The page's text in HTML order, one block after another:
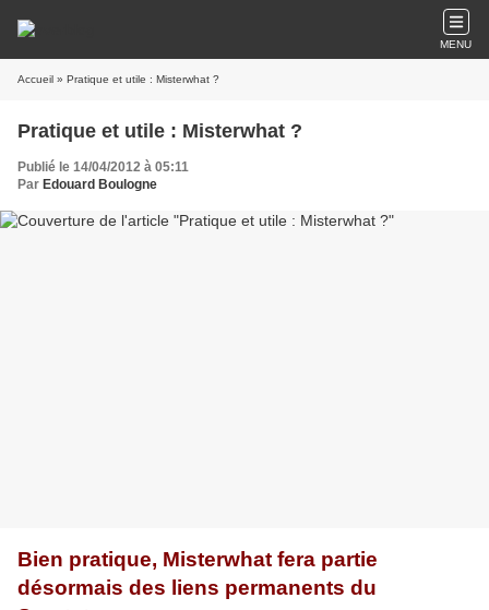
MENU
Accueil » Pratique et utile : Misterwhat ?
Pratique et utile : Misterwhat ?
Publié le 14/04/2012 à 05:11
Par Edouard Boulogne
Bien pratique, Misterwhat fera partie
désormais des liens permanents du